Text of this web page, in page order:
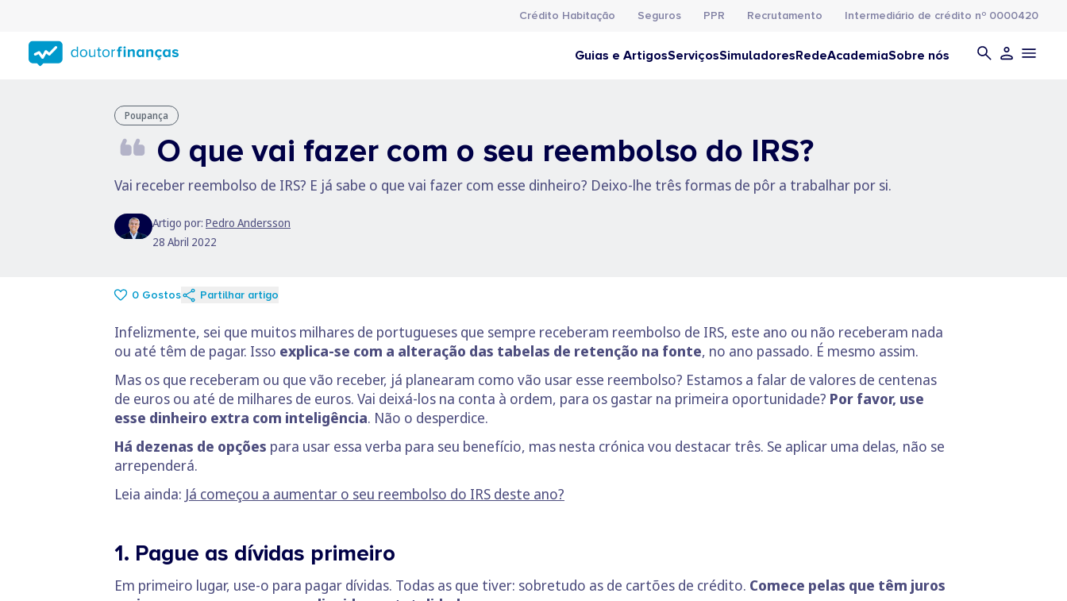
conteúdo
principal
Crédito Habitação Seguros PPR Recrutamento Intermediário de crédito nº 0000420
Guias e ArtigosServiçosSimuladoresRedeAcademiaSobre nós
Poupança
O que vai fazer com o seu reembolso do IRS?
Vai receber reembolso de IRS? E já sabe o que vai fazer com esse dinheiro? Deixo-lhe três formas de pôr a trabalhar por si.
Artigo por: Pedro Andersson
28 Abril 2022
0 Gostos Partilhar artigo
Infelizmente, sei que muitos milhares de portugueses que sempre receberam reembolso de IRS, este ano ou não receberam nada
ou até têm de pagar. Isso explica-se com a alteração das tabelas de retenção na fonte, no ano passado. É mesmo assim.
Mas os que receberam ou que vão receber, já planearam como vão usar esse reembolso? Estamos a falar de valores de centenas
de euros ou até de milhares de euros. Vai deixá-los na conta à ordem, para os gastar na primeira oportunidade? Por favor, use
esse dinheiro extra com inteligência. Não o desperdice.
Há dezenas de opções para usar essa verba para seu benefício, mas nesta crónica vou destacar três. Se aplicar uma delas, não se
arrependerá.
Leia ainda: Já começou a aumentar o seu reembolso do IRS deste ano?
1. Pague as dívidas primeiro
Em primeiro lugar, use-o para pagar dívidas. Todas as que tiver: sobretudo as de cartões de crédito. Comece pelas que têm juros